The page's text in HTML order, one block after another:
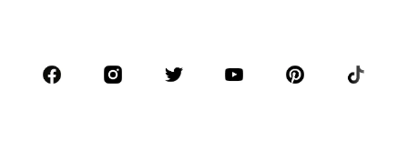
Aksesuarai
Premium